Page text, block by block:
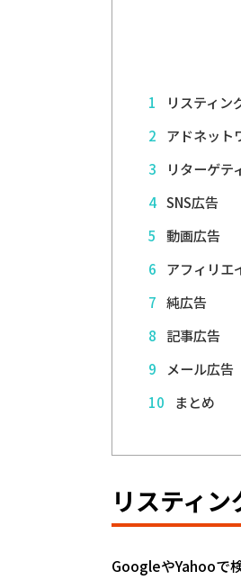
1
リスティン
2 アドネット
3
リターゲテ
4 SNS広告
5 動画広告
6 アフィリエ
7 純広告
8 記事広告
9
メール広告
10
まとめ
リスティン
GoogleやYahooで